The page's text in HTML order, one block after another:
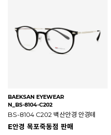
BAEKSAN EYEWEAR
N_BS-8104-C202
BS-8104 C202 백산안경 안경테
E안경 목포죽동점 판매